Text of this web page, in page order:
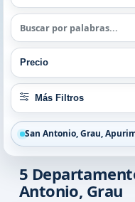
Otros filtros:
Más Filtros
Búsqueda por palabra
Rango de precios
Precio
San Antonio, Grau,
5
Antonio, Grau